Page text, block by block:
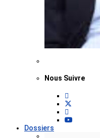
Nous Suivre
Dossiers